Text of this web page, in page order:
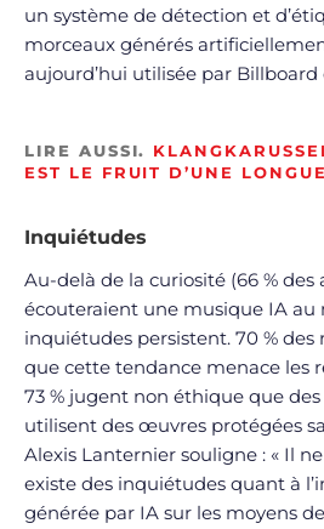
un système de détection et
morceaux générés
aujourd’hui utilisée par Billboard
LIRE AUSSI.
EST LE FRUIT D’UNE
Inquiétudes
Au-delà de la curiosité (66 % des
écouteraient une musique IA au
inquiétudes persistent. 70 %
que cette tendance menace les
73 % jugent non éthique que des
utilisent des œuvres protégées
Alexis Lanternier souligne : « Il
existe des inquiétudes quant à
générée par IA sur les moyens